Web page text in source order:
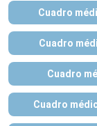
Cuadro
Cuadro
Cuadro
Cuadro